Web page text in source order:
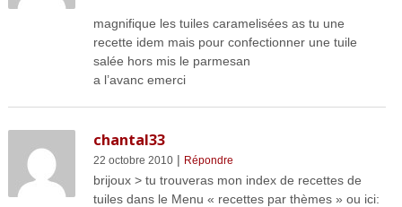
magnifique les tuiles caramelisées as tu une
recette idem mais pour confectionner une tuile
salée hors mis le parmesan
a l’avanc emerci
chantal33
22 octobre 2010| Répondre
brijoux > tu trouveras mon index de recettes de
tuiles dans le Menu « recettes par thèmes » ou ici: